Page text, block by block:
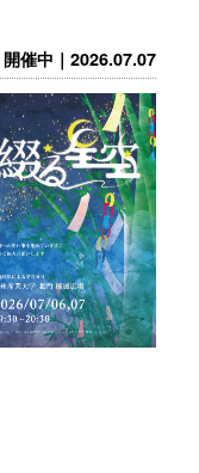
催中｜2026.07.07